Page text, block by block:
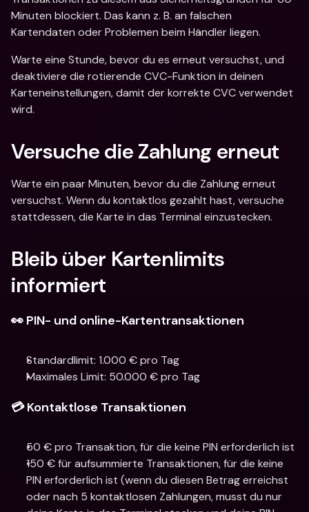
Minuten blockiert. Das kann z. B. an falschen
Kartendaten oder Problemen beim Händler liegen.
Warte eine Stunde, bevor du es erneut versuchst, und
deaktiviere die rotierende CVC-Funktion in deinen
Karteneinstellungen, damit der korrekte CVC verwendet
wird.
Versuche die Zahlung erneut
Warte ein paar Minuten, bevor du die Zahlung erneut
versuchst. Wenn du kontaktlos gezahlt hast, versuche
stattdessen, die Karte in das Terminal einzustecken.
Bleib über Kartenlimits
informiert
👀 PIN- und online-Kartentransaktionen
Standardlimit: 1.000 € pro Tag
Maximales Limit: 50.000 € pro Tag
💳 Kontaktlose Transaktionen
50 € pro Transaktion, für die keine PIN erforderlich ist
150 € für aufsummierte Transaktionen, für die keine
PIN erforderlich ist (wenn du diesen Betrag erreichst
oder nach 5 kontaktlosen Zahlungen, musst du nur